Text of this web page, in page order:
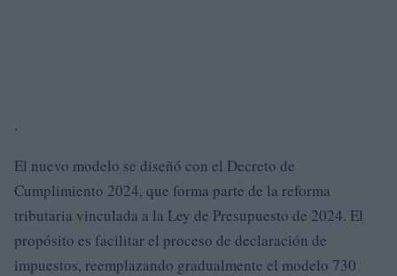
.
El nuevo modelo se diseñó con el Decreto de
Cumplimiento 2024, que forma parte de la reforma
tributaria vinculada a la Ley de Presupuesto de 2024. El
propósito es facilitar el proceso de declaración de
impuestos, reemplazando gradualmente el modelo 730